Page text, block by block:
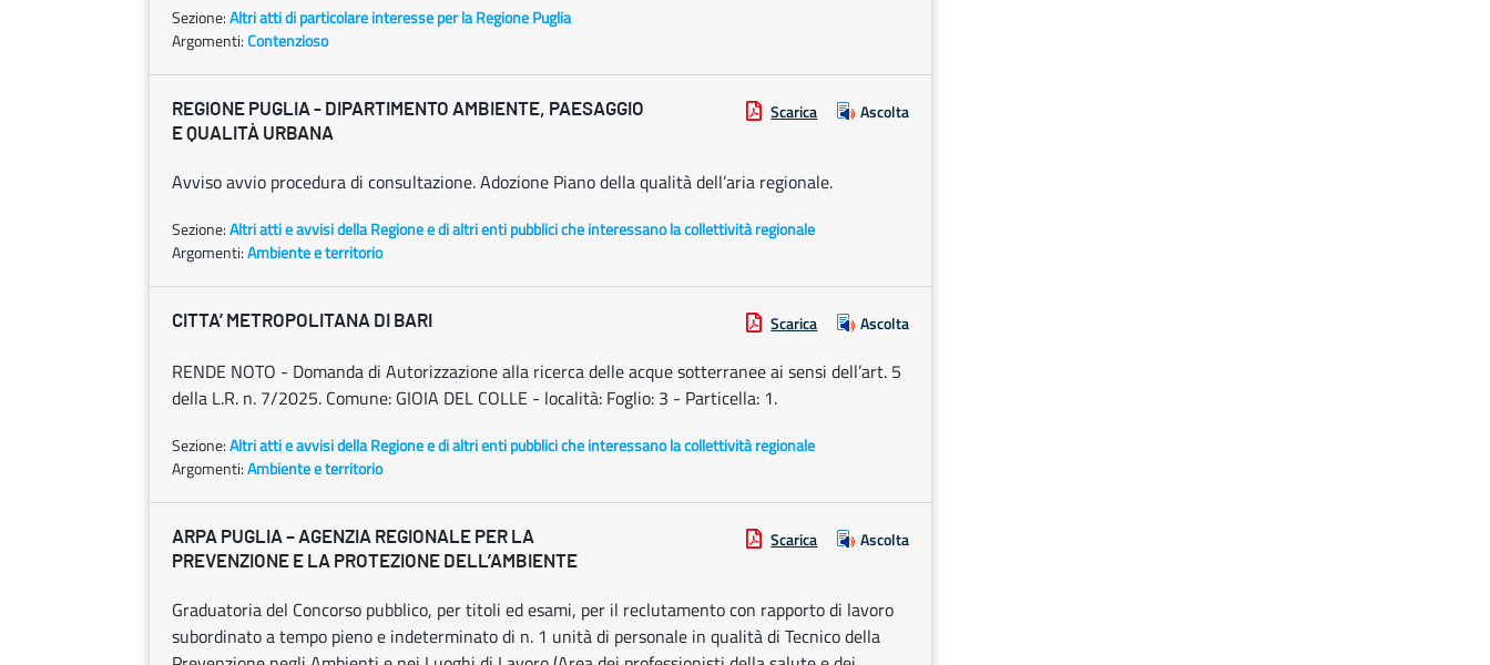
Sezione:Altri atti di particolare interesse per la Regione Puglia
Argomenti:Contenzioso
REGIONE PUGLIA - DIPARTIMENTO AMBIENTE, PAESAGGIO
E QUALITÀ URBANA
Scarica Ascolta
Avviso avvio procedura di consultazione. Adozione Piano della qualità dell’aria regionale.
Sezione:Altri atti e avvisi della Regione e di altri enti pubblici che interessano la collettività regionale
Argomenti:Ambiente e territorio
CITTA’ METROPOLITANA DI BARI Scarica Ascolta
RENDE NOTO - Domanda di Autorizzazione alla ricerca delle acque sotterranee ai sensi dell’art. 5
della L.R. n. 7/2025. Comune: GIOIA DEL COLLE - località: Foglio: 3 - Particella: 1.
Sezione:Altri atti e avvisi della Regione e di altri enti pubblici che interessano la collettività regionale
Argomenti:Ambiente e territorio
ARPA PUGLIA – AGENZIA REGIONALE PER LA
PREVENZIONE E LA PROTEZIONE DELL’AMBIENTE
Scarica Ascolta
Graduatoria del Concorso pubblico, per titoli ed esami, per il reclutamento con rapporto di lavoro
subordinato a tempo pieno e indeterminato di n. 1 unità di personale in qualità di Tecnico della